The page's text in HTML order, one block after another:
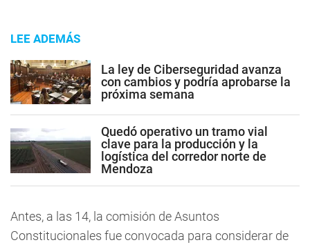
LEE ADEMÁS
La ley de Ciberseguridad avanza
con cambios y podría aprobarse la
próxima semana
Quedó operativo un tramo vial
clave para la producción y la
logística del corredor norte de
Mendoza
Antes, a las 14, la comisión de Asuntos
Constitucionales fue convocada para considerar de